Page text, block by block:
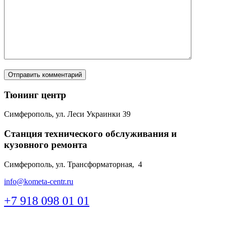
Тюнинг центр
Симферополь, ул. Леси Украинки 39
Станция технического обслуживания и
кузовного ремонта
Симферополь, ул. Трансформаторная, 4
info@kometa-centr.ru
+7 918 098 01 01